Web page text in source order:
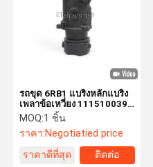
รถขุด 6RB1 แบริ่งหลักแบริ่ง
เพลาข้อเหวี่ยง 1115100390
1-11510039-0 111510-
0390
MOQ:1 ชิ้น
ราคา:Negotiatied price
ราคาดีที่สุด
ติดต่อ